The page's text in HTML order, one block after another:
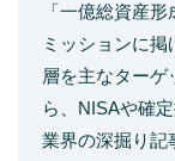
「一億総資産
ミッションに
層を主なター
ら、NISAや確
業界の深掘り記